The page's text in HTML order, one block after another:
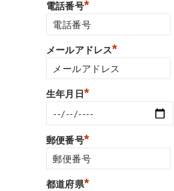
電話番号*
メールアドレス*
生年月日 *
郵便番号*
都道府県*